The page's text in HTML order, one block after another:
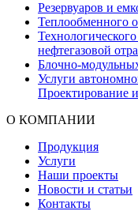
Резервуаров и
Теплообменного
нефтегазовой
Блочно-
Услуги
Проектирование
О КОМПАНИИ
Продукция
Услуги
Наши проекты
Новости и статьи
Контакты